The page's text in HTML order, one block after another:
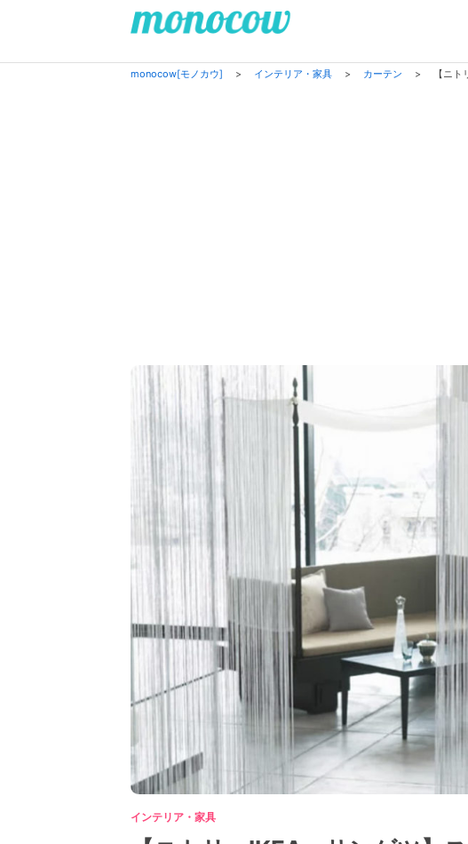
monocow[モノカウ] > インテリア・家具 > カーテン > 【ニ
インテリア・家具